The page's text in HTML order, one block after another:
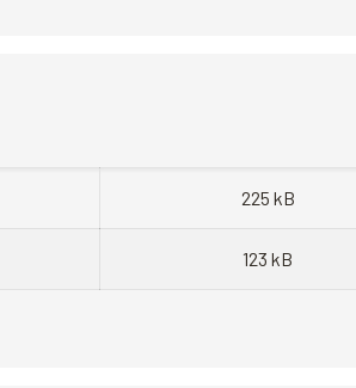
225 kB
123 kB